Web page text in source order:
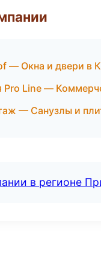
— Окна и двери в
Pro Line —
— Санузлы и
в регионе